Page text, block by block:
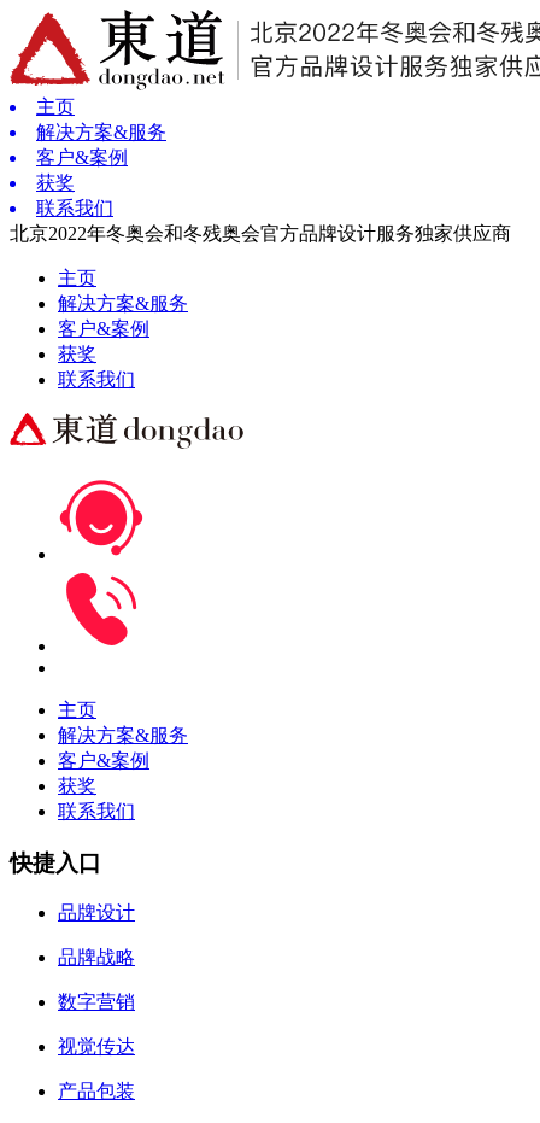
主页
解决方案&服务
客户&案例
获奖
联系我们
北京2022年冬奥会和冬残奥会官方品牌设计服务独家供应商
主页
解决方案&服务
客户&案例
获奖
联系我们
主页
解决方案&服务
客户&案例
获奖
联系我们
快捷入口
品牌设计
品牌战略
数字营销
视觉传达
产品包装